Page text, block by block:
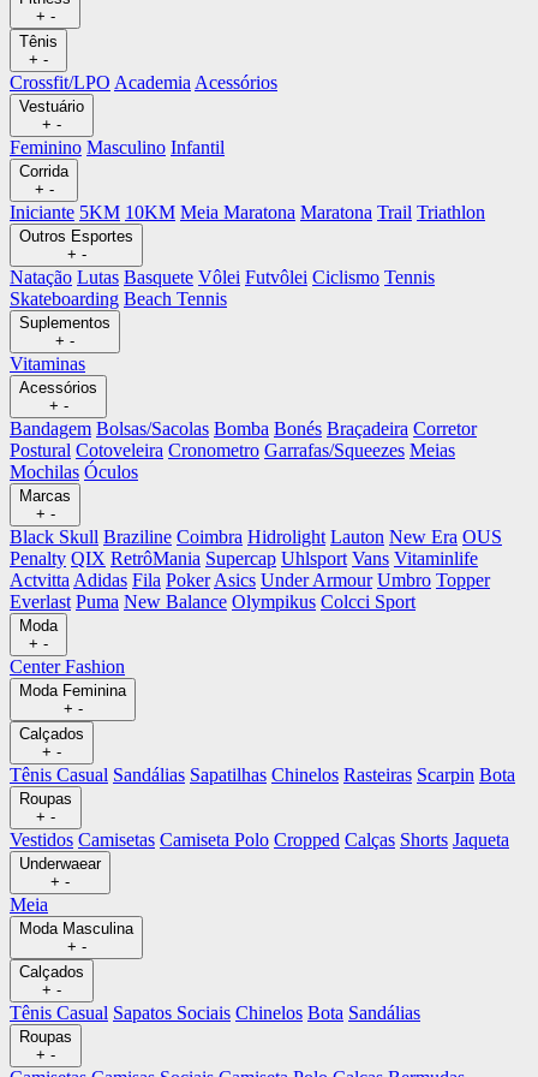
+ -
Tênis
+ -
Crossfit/LPO Academia Acessórios
Vestuário
+ -
Feminino Masculino Infantil
Corrida
+ -
Iniciante 5KM 10KM Meia Maratona Maratona Trail Triathlon
Outros Esportes
+ -
Natação Lutas Basquete Vôlei Futvôlei Ciclismo Tennis
Skateboarding Beach Tennis
Suplementos
+ -
Vitaminas
Acessórios
+ -
Bandagem Bolsas/Sacolas Bomba Bonés Braçadeira Corretor
Postural Cotoveleira Cronometro Garrafas/Squeezes Meias
Mochilas Óculos
Marcas
+ -
Black Skull Braziline Coimbra Hidrolight Lauton New Era OUS
Penalty QIX RetrôMania Supercap Uhlsport Vans Vitaminlife
Actvitta Adidas Fila Poker Asics Under Armour Umbro Topper
Everlast Puma New Balance Olympikus Colcci Sport
Moda
+ -
Center Fashion
Moda Feminina
+ -
Calçados
+ -
Tênis Casual Sandálias Sapatilhas Chinelos Rasteiras Scarpin Bota
Roupas
+ -
Vestidos Camisetas Camiseta Polo Cropped Calças Shorts Jaqueta
Underwaear
+ -
Meia
Moda Masculina
+ -
Calçados
+ -
Tênis Casual Sapatos Sociais Chinelos Bota Sandálias
Roupas
+ -